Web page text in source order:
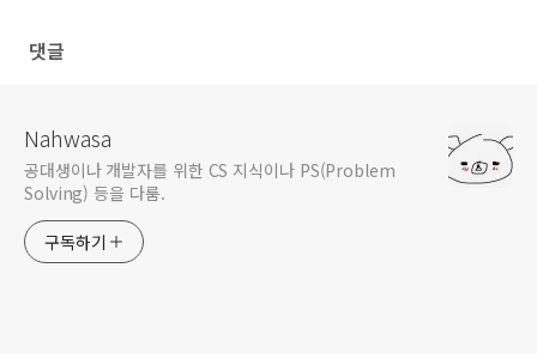
댓글
Nahwasa
공대생이나 개발자를 위한 CS 지식이나 PS(Problem
Solving) 등을 다룸.
구독하기